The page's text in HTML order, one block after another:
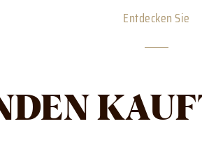
Entdecken Sie